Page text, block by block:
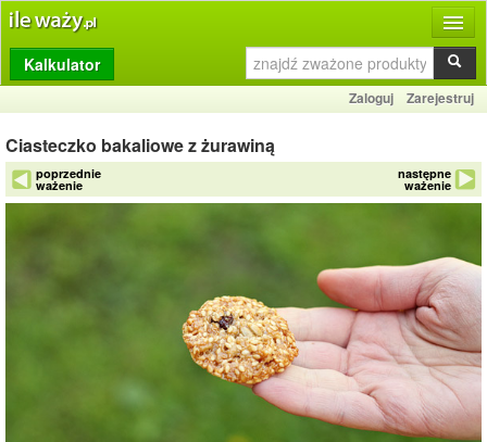
Produkty
Dziennik
Przelicznik
Porównywarka
Kalkulator
Zaloguj Zarejestruj
Ciasteczko bakaliowe z żurawiną
poprzednie
ważenie
następne
ważenie